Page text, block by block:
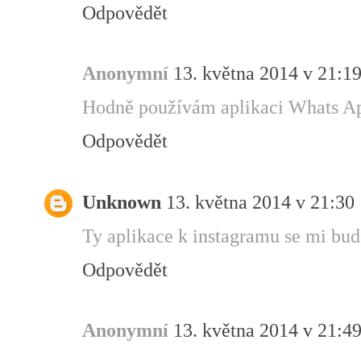
Odpovědět
Anonymní 13. května 2014 v 21:19
Hodně používám aplikaci Whats
Odpovědět
Unknown 13. května 2014 v 21:30
Ty aplikace k instagramu se mi
Odpovědět
Anonymní 13. května 2014 v 21:49